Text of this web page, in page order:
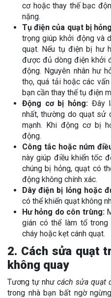
cơ hoặc thay thế bạc
nặng.
Tụ điện của quạt bị
trọng giúp khởi động và
quạt. Nếu tụ điện bị hư
được đủ dòng điện khởi
động. Nguyên nhân hư
thọ, quá tải hoặc các
bạn cần thay thế tụ điện
Động cơ bị hỏng: Đây
nhất, thường do quạt sử
mạnh. Khi động cơ bị
động.
Công tắc hoặc núm
này giúp điều khiển tốc
chúng bị hỏng, quạt có
động không chính xác.
Dây điện bị lỏng hoặc
có thể khiến quạt không
Hư hỏng do côn trùng:
gián có thể làm tổ
cháy hoặc kẹt cánh quạt.
2. Cách sửa quạt
không quay
Tương tự như cách sửa quạt
trong nhà bạn bất ngờ